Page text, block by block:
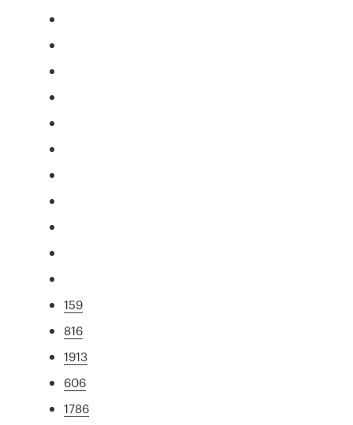
159
816
1913
606
1786